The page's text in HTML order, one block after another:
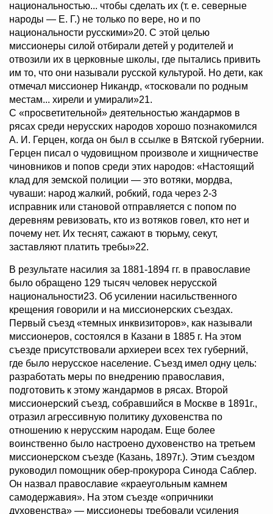
национальностью... чтобы сделать их (т. е. северные
народы — Е. Г.) не только по вере, но и по
национальности русскими»20. С этой целью
миссионеры силой отбирали детей у родителей и
отвозили их в церковные школы, где пытались привить
им то, что они называли русской культурой. Но дети, как
отмечал миссионер Никандр, «тосковали по родным
местам... хирели и умирали»21.
С «просветительной» деятельностью жандармов в
рясах среди нерусских народов хорошо познакомился
А. И. Герцен, когда он был в ссылке в Вятской губернии.
Герцен писал о чудовищном произволе и хищничестве
чиновников и попов среди этих народов: «Настоящий
клад для земской полиции — это вотяки, мордва,
чуваши: народ жалкий, робкий, года через 2-3
исправник или становой отправляется с попом по
деревням ревизовать, кто из вотяков говел, кто нет и
почему нет. Их теснят, сажают в тюрьму, секут,
заставляют платить требы»22.
В результате насилия за 1881-1894 гг. в православие
было обращено 129 тысяч человек нерусской
национальности23. Об усилении насильственного
крещения говорили и на миссионерских съездах.
Первый съезд «темных инквизиторов», как называли
миссионеров, состоялся в Казани в 1885 г. На этом
съезде присутствовали архиереи всех тех губерний,
где было нерусское население. Съезд имел одну цель:
разработать меры по внедрению православия,
подготовить к этому жандармов в рясах. Второй
миссионерский съезд, собравшийся в Москве в 1891г.,
отразил агрессивную политику духовенства по
отношению к нерусским народам. Еще более
воинственно было настроено духовенство на третьем
миссионерском съезде (Казань, 1897г.). Этим съездом
руководил помощник обер-прокурора Синода Саблер.
Он назвал православие «краеугольным камнем
самодержавия». На этом съезде «опричники
духовенства» — миссионеры требовали усиления